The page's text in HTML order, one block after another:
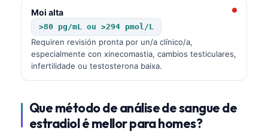
Moi alta
>80 pg/mL ou >294 pmol/L
Requiren revisión pronta por un/a clínico/a,
especialmente con xinecomastia, cambios testiculares,
infertilidade ou testosterona baixa.
Que método de análise de sangue de
estradiol é mellor para homes?